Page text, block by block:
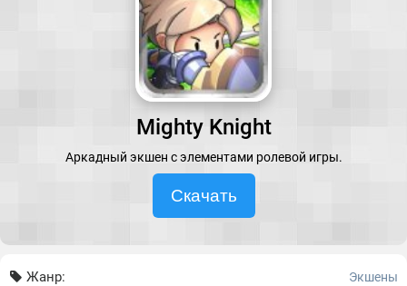
Mighty Knight
Аркадный экшен с элементами ролевой игры.
Скачать
Жанр: Экшены